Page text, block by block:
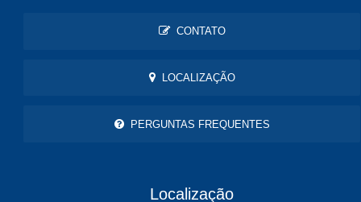
CONTATO
LOCALIZAÇÃO
PERGUNTAS FREQUENTES
Localização